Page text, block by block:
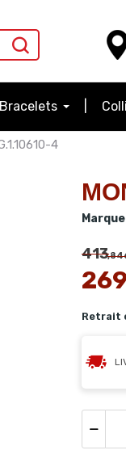
Bracelets
4
413
Retrait